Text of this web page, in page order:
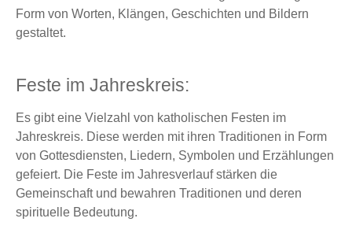
Form von Worten, Klängen, Geschichten und Bildern
gestaltet.
Feste im Jahreskreis:
Es gibt eine Vielzahl von katholischen Festen im
Jahreskreis. Diese werden mit ihren Traditionen in Form
von Gottesdiensten, Liedern, Symbolen und Erzählungen
gefeiert. Die Feste im Jahresverlauf stärken die
Gemeinschaft und bewahren Traditionen und deren
spirituelle Bedeutung.